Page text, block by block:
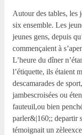
Autour des tables, les
six ensemble. Les
jeunes gens, depuis
commençaient à
L’heure du dîner
l’étiquette, ils étaient
descamarades de
jambescroisées ou
fauteuil,ou bien
parler&|160;; departir
témoignait un